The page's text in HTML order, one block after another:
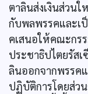
ตาลินส่งเงินส่วน
กับพลพรรคและเ
คเสนอให้คณะกร
ประชาธิปไตยรัส
ลินออกจากพรรคแ
ปฏิบัติการโดยส่ว